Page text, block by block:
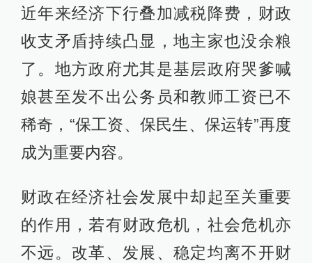
近年来经济下行叠加减税降费，财政
收支矛盾持续凸显，地主家也没余粮
了。地方政府尤其是基层政府哭爹喊
娘甚至发不出公务员和教师工资已不
稀奇，“保工资、保民生、保运转”再度
成为重要内容。
财政在经济社会发展中却起至关重要
的作用，若有财政危机，社会危机亦
不远。改革、发展、稳定均离不开财